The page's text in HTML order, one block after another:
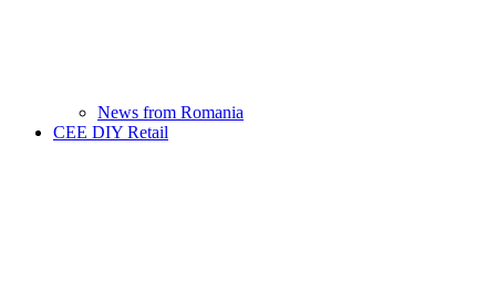
News from Romania
CEE DIY Retail